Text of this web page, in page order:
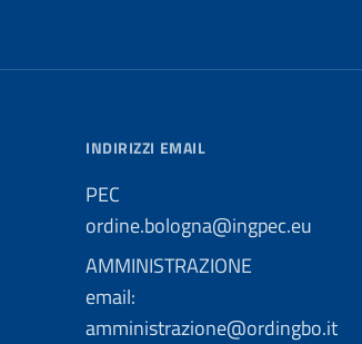
INDIRIZZI EMAIL
PEC
ordine.bologna@ingpec.eu
AMMINISTRAZIONE
email:
amministrazione@ordingbo.it